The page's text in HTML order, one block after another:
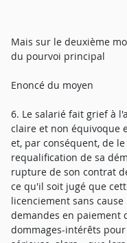
Mais sur le deuxième
du pourvoi principal
Enoncé du moyen
6. Le salarié fait grief à
claire et non équivoque
et, par conséquent, de
requalification de sa
rupture de son contrat
ce qu'il soit jugé que
licenciement sans
demandes en paiement
dommages-intérêts